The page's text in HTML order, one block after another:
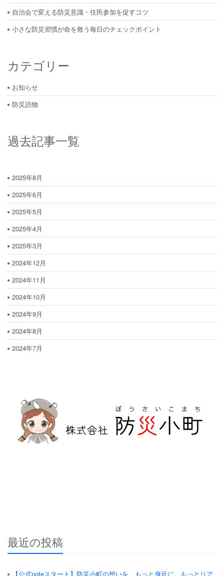
自治会で変える防災意識・住民参加を促すコツ
小さな防災習慣が命を救う毎日のチェックポイント
カテゴリー
お知らせ
防災読物
過去記事一覧
2025年8月
2025年6月
2025年5月
2025年4月
2025年3月
2024年12月
2024年11月
2024年10月
2024年9月
2024年8月
2024年7月
最近の投稿
【公式noteスタート】防災小町の想いを、もっと身近に、もっとリア